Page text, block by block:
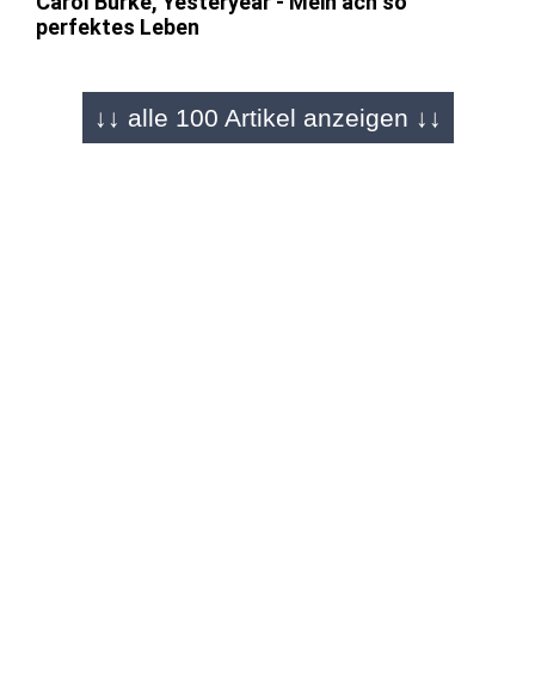
perfektes Leben
FULDA - 28.06.2026
↓↓ alle 100 Artikel anzeigen ↓↓